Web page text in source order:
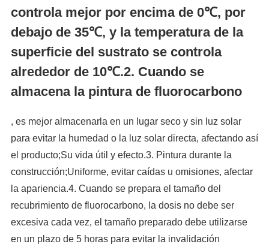
controla mejor por encima de 0℃, por
debajo de 35℃, y la temperatura de la
superficie del sustrato se controla
alrededor de 10℃.2. Cuando se
almacena la pintura de fluorocarbono
, es mejor almacenarla en un lugar seco y sin luz solar
para evitar la humedad o la luz solar directa, afectando así
el producto;Su vida útil y efecto.3. Pintura durante la
construcción;Uniforme, evitar caídas u omisiones, afectar
la apariencia.4. Cuando se prepara el tamaño del
recubrimiento de fluorocarbono, la dosis no debe ser
excesiva cada vez, el tamaño preparado debe utilizarse
en un plazo de 5 horas para evitar la invalidación